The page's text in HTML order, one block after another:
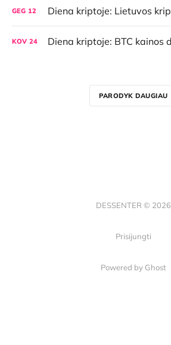
GEG 12
KOV 24
PARODYK DAUGIAU
DESSENTER © 2026
Prisijungti
Powered by Ghost